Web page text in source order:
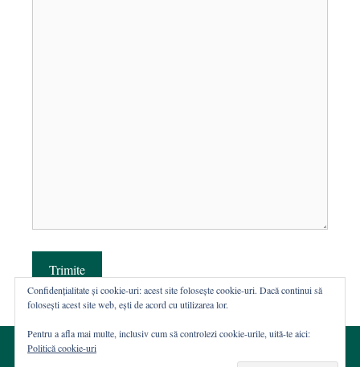
Trimite
Confidențialitate și cookie-uri: acest site folosește cookie-uri. Dacă continui să
folosești acest site web, ești de acord cu utilizarea lor.
Pentru a afla mai multe, inclusiv cum să controlezi cookie-urile, uită-te aici:
Politică cookie-uri